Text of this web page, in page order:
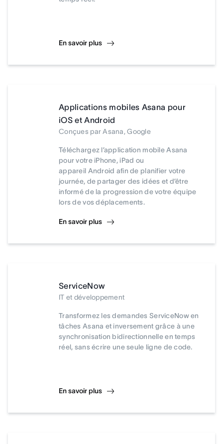
En savoir plus
Applications mobiles Asana pour
iOS et Android
Conçues par Asana, Google
Téléchargez l’application mobile Asana
pour votre iPhone, iPad ou
appareil Android afin de planifier votre
journée, de partager des idées et d’être
informé de la progression de votre équipe
lors de vos déplacements.
En savoir plus
ServiceNow
IT et développement
Transformez les demandes ServiceNow en
tâches Asana et inversement grâce à une
synchronisation bidirectionnelle en temps
réel, sans écrire une seule ligne de code.
En savoir plus